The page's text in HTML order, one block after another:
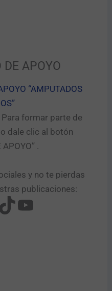
DE APOYO
“AMPUTADOS
formar parte de
dale clic al botón
APOYO” .​
y no te pierdas
publicaciones: